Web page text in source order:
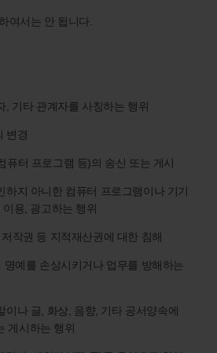
여서는 안 됩니다.
, 기타 관계자를 사칭하는 행위
변경
퓨터 프로그램 등)의 송신 또는 게시
하지 아니한 컴퓨터 프로그램이나 기기
용, 광고하는 행위
작권 등 지적재산권에 대한 침해
명예를 손상시키거나 업무를 방해하는
이나 글, 화상, 음향, 기타 공서양속에
게시하는 행위